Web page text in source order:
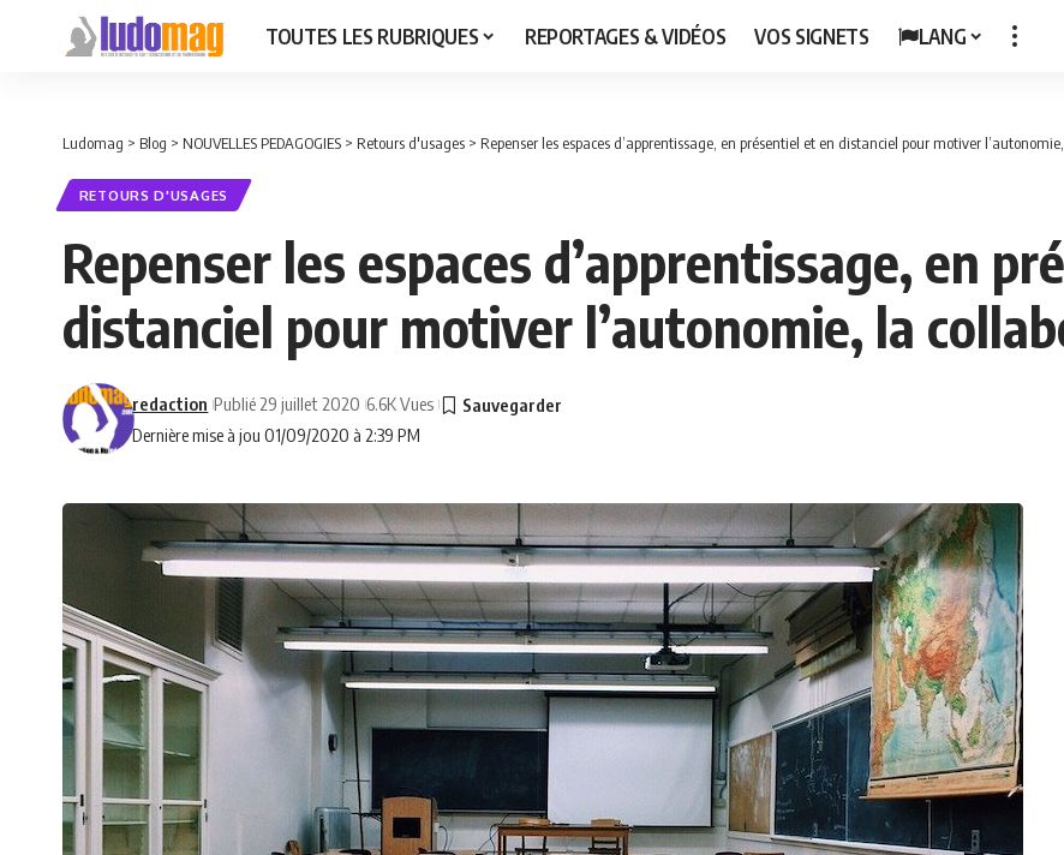
TOUTES LES RUBRIQUES REPORTAGES & VIDÉOS VOS SIGNETS LANG
Ludomag > Blog > NOUVELLES PEDAGOGIES > Retours d'usages > Repenser les espaces d’apprentissage, en présentiel et en distanciel pour motiver
RETOURS D'USAGES
Repenser les espaces d’apprentissage, en
distanciel pour motiver l’autonomie, la
Dernière mise à jou 01/09/2020 à 2:39 PM
redaction Publié 29 juillet 2020 6.6K Vues